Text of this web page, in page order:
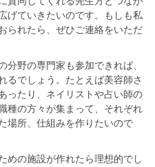
げていきたいのです。もしも私
られたら、ぜひご連絡をいただ
分野の専門家も参加できれば、
るでしょう。たとえば美容師さ
ったり、ネイリストや占い師の
種の方々が集まって、それぞれ
場所、仕組みを作りたいので
めの施設が作れたら理想的でし